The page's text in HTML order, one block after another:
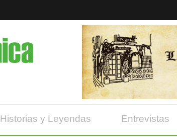
Historias y Leyendas Entrevistas